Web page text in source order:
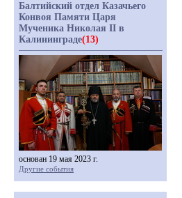
Балтийский отдел Казачьего
Конвоя Памяти Царя
Мученика Николая II в
Калининграде(13)
основан 19 мая 2023 г.
Другие события